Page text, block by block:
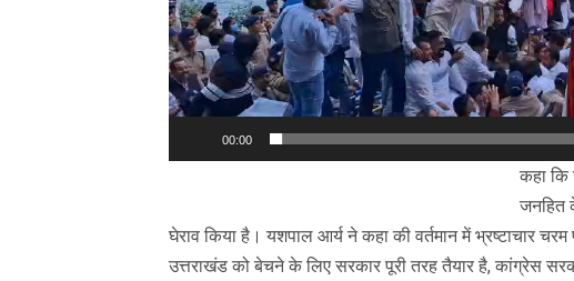
00:00
कहा कि
जनहित
घेराव किया है। यशपाल आर्य ने कहा की वर्तमान में भ्रष्टाचार चरम
उत्तराखंड को बेचने के लिए सरकार पूरी तरह तैयार है, कांग्रेस